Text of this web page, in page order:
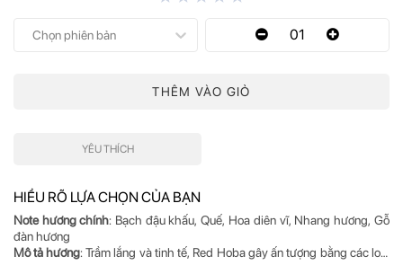
Chọn phiên bản 01
THÊM VÀO GIỎ
YÊU THÍCH
HIỂU RÕ LỰA CHỌN CỦA BẠN
Note hương chính: Bạch đậu khấu, Quế, Hoa diên vĩ, Nhang hương, Gỗ
Mô tả hương: Trầm lắng và tinh tế, Red Hoba gây ấn tượng bằng các loại